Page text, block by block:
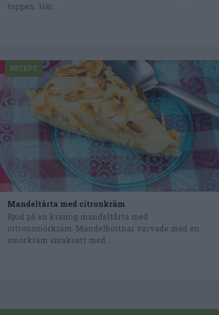
toppen. Här...
Mandeltårta med citronkräm
Bjud på en krämig mandeltårta med
citronsmörkräm. Mandelbottnar varvade med en
smörkräm smaksatt med...
RECEPT